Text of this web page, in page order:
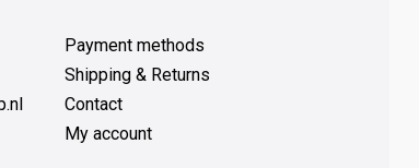
Payment methods
Shipping & Returns
Contact
My account